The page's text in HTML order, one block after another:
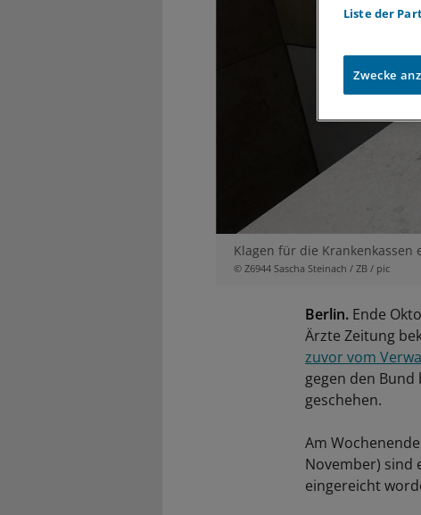
Klagen für die Krankenkassen
© Z6944 Sascha Steinach / ZB / pic
Berlin. Ende
Ärzte Zeitung
zuvor vom
gegen den
geschehen.
Am
November) sind
eingereicht
Liste der
Zwecke